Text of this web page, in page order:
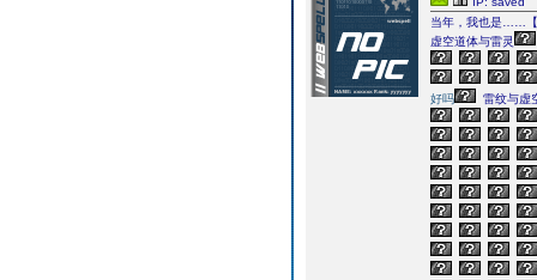
当年，我也是……
虚空道体与雷灵
好吗 雷纹与虚